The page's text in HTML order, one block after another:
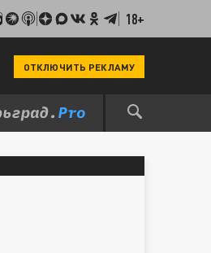
18+
ОТКЛЮЧИТЬ РЕКЛАМУ